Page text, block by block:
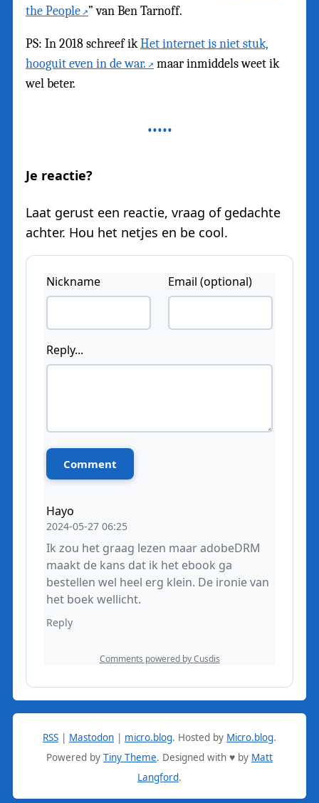
the People ” van Ben Tarnoff.
PS: In 2018 schreef ikHet internet is niet stuk,
hooguit even in de war.
maar inmiddels weet ik
wel beter.
Je reactie?
Laat gerust een reactie, vraag of gedachte
achter. Hou het netjes en be cool.
RSS | Mastodon | micro.blog. Hosted by Micro.blog.
Powered by Tiny Theme. Designed with ♥ by Matt
Langford.